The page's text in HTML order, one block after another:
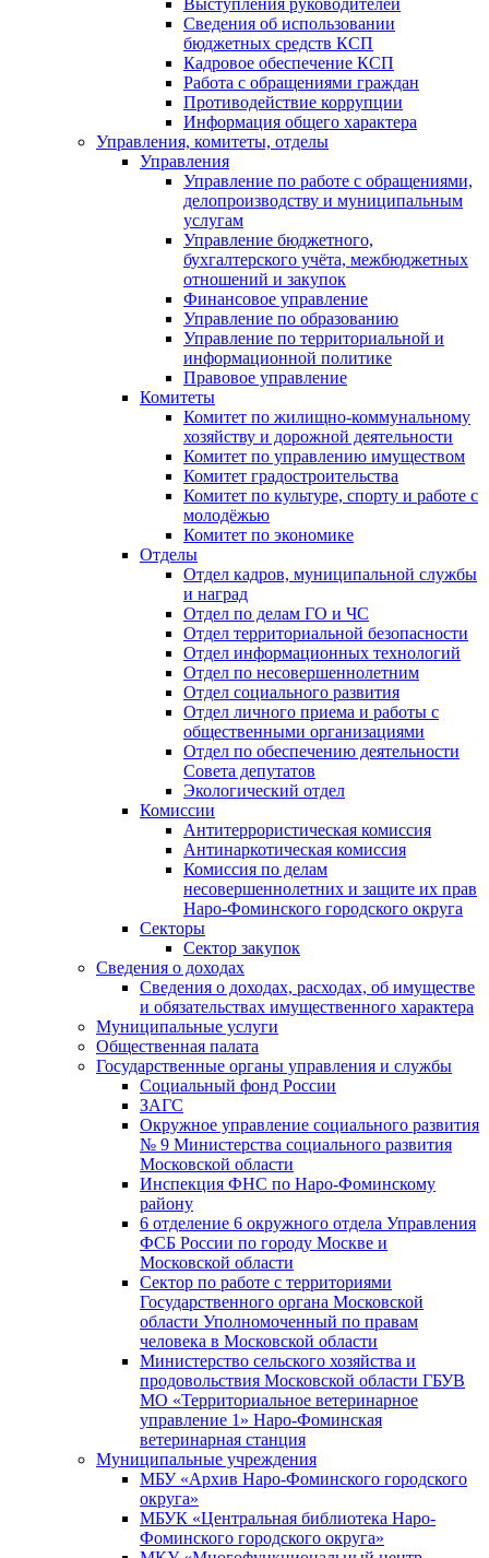
Выступления руководителей
Сведения об использовании
бюджетных средств КСП
Кадровое обеспечение КСП
Работа с обращениями граждан
Противодействие коррупции
Информация общего характера
Управления, комитеты, отделы
Управления
Управление по работе с обращениями,
делопроизводству и муниципальным
услугам
Управление бюджетного,
бухгалтерского учёта, межбюджетных
отношений и закупок
Финансовое управление
Управление по образованию
Управление по территориальной и
информационной политике
Правовое управление
Комитеты
Комитет по жилищно-коммунальному
хозяйству и дорожной деятельности
Комитет по управлению имуществом
Комитет градостроительства
Комитет по культуре, спорту и работе с
молодёжью
Комитет по экономике
Отделы
Отдел кадров, муниципальной службы
и наград
Отдел по делам ГО и ЧС
Отдел территориальной безопасности
Отдел информационных технологий
Отдел по несовершеннолетним
Отдел социального развития
Отдел личного приема и работы с
общественными организациями
Отдел по обеспечению деятельности
Совета депутатов
Экологический отдел
Комиссии
Антитеррористическая комиссия
Антинаркотическая комиссия
Комиссия по делам
несовершеннолетних и защите их прав
Наро-Фоминского городского округа
Секторы
Сектор закупок
Сведения о доходах
Сведения о доходах, расходах, об имуществе
и обязательствах имущественного характера
Муниципальные услуги
Общественная палата
Государственные органы управления и службы
Социальный фонд России
ЗАГC
Окружное управление социального развития
№ 9 Министерства социального развития
Московской области
Инспекция ФНС по Наро-Фоминскому
району
6 отделение 6 окружного отдела Управления
ФСБ России по городу Москве и
Московской области
Сектор по работе с территориями
Государственного органа Московской
области Уполномоченный по правам
человека в Московской области
Министерство сельского хозяйства и
продовольствия Московской области ГБУВ
МО «Территориальное ветеринарное
управление 1» Наро-Фоминская
ветеринарная станция
Муниципальные учреждения
МБУ «Архив Наро-Фоминского городского
округа»
МБУК «Центральная библиотека Наро-
Фоминского городского округа»